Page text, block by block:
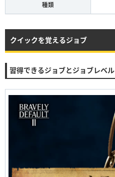
種類
クイックを覚えるジョブ
習得できるジョブとジョブレベル